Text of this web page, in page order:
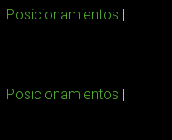
Posicionamientos
Posicionamientos